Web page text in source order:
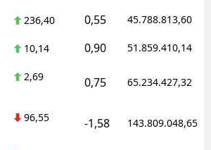
236,40 0,55 45.788.813,60
10,14 0,90 51.859.410,14
2,69 0,75 65.234.427,32
96,55 -1,58 143.809.048,65